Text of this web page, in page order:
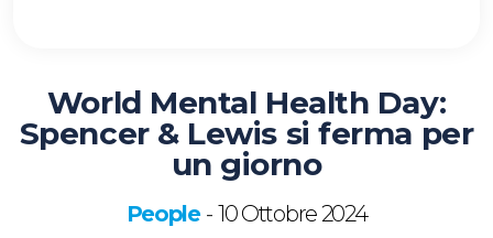
World Mental Health Day:
Spencer & Lewis si ferma per
un giorno
People - 10 Ottobre 2024